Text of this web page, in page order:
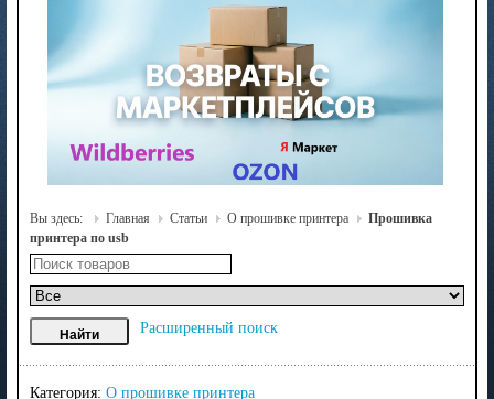
Вы здесь: Главная Статьи О прошивке принтера
Прошивка
принтера по usb
Расширенный поиск
Категория: О прошивке принтера